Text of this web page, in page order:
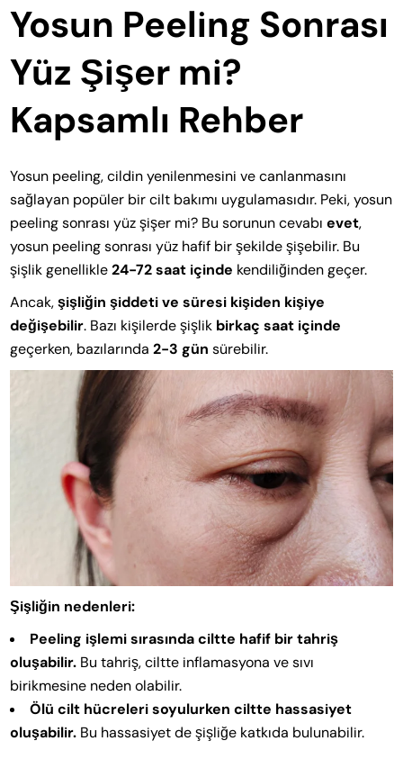
Yosun Peeling Sonrası
Yüz Şişer mi?
Kapsamlı Rehber
Yosun peeling, cildin yenilenmesini ve canlanmasını
sağlayan popüler bir cilt bakımı uygulamasıdır. Peki, yosun
peeling sonrası yüz şişer mi? Bu sorunun cevabıevet,
yosun peeling sonrası yüz hafif bir şekilde şişebilir. Bu
şişlik genellikle24-72 saat içinde kendiliğinden geçer.
Ancak,şişliğin şiddeti ve süresi kişiden kişiye
değişebilir. Bazı kişilerde şişlik birkaç saat içinde
geçerken, bazılarında2-3 gün sürebilir.
Şişliğin nedenleri:
Peeling işlemi sırasında ciltte hafif bir tahriş
oluşabilir. Bu tahriş, ciltte inflamasyona ve sıvı
birikmesine neden olabilir.
Ölü cilt hücreleri soyulurken ciltte hassasiyet
oluşabilir. Bu hassasiyet de şişliğe katkıda bulunabilir.